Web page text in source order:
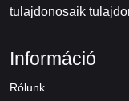
tulajdonosaik
Információ
Rólunk